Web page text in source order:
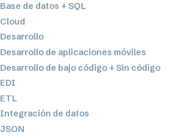
Base de datos + SQL
Cloud
Desarrollo
Desarrollo de aplicaciones móviles
Desarrollo de bajo código + Sin código
EDI
ETL
Integración de datos
JSON